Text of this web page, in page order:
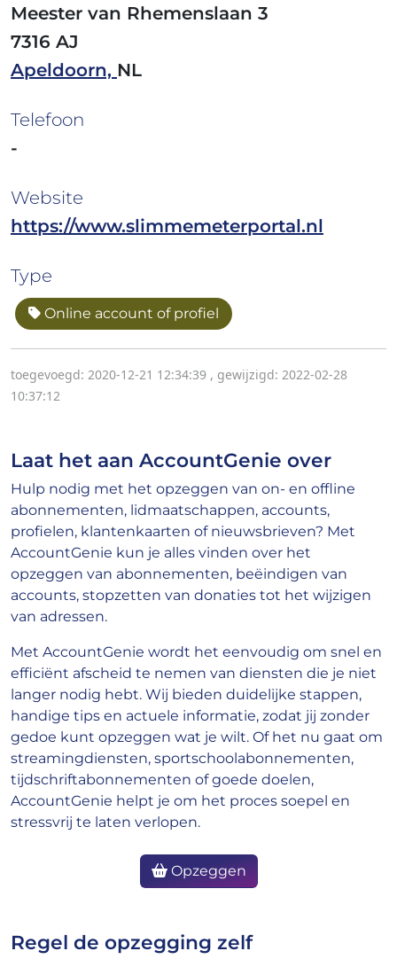
Meester van Rhemenslaan 3
7316 AJ
Apeldoorn, NL
Telefoon
-
Website
https://www.slimmemeterportal.nl
Type
Online account of profiel
toegevoegd: 2020-12-21 12:34:39 , gewijzigd: 2022-02-28
10:37:12
Laat het aan AccountGenie over
Hulp nodig met het opzeggen van on- en offline
abonnementen, lidmaatschappen, accounts,
profielen, klantenkaarten of nieuwsbrieven? Met
AccountGenie kun je alles vinden over het
opzeggen van abonnementen, beëindigen van
accounts, stopzetten van donaties tot het wijzigen
van adressen.
Met AccountGenie wordt het eenvoudig om snel en
efficiënt afscheid te nemen van diensten die je niet
langer nodig hebt. Wij bieden duidelijke stappen,
handige tips en actuele informatie, zodat jij zonder
gedoe kunt opzeggen wat je wilt. Of het nu gaat om
streamingdiensten, sportschoolabonnementen,
tijdschriftabonnementen of goede doelen,
AccountGenie helpt je om het proces soepel en
stressvrij te laten verlopen.
Opzeggen
Regel de opzegging zelf